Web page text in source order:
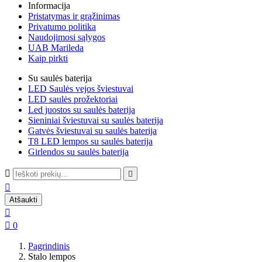
Informacija
Pristatymas ir grąžinimas
Privatumo politika
Naudojimosi sąlygos
UAB Marileda
Kaip pirkti
Su saulės baterija
LED Saulės vejos šviestuvai
LED saulės prožektoriai
Led juostos su saulės baterija
Sieniniai šviestuvai su saulės baterija
Gatvės šviestuvai su saulės baterija
T8 LED lempos su saulės baterija
Girlendos su saulės baterija
 

Atšaukti

 0
Pagrindinis
Stalo lempos